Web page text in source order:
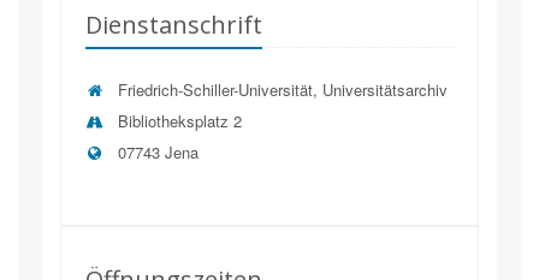
Dienstanschrift
Friedrich-Schiller-Universität, Universitätsarchiv
Bibliotheksplatz 2
07743 Jena